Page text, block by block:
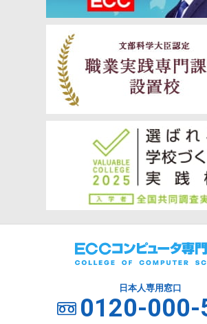
日本人専用窓口
0120-000-